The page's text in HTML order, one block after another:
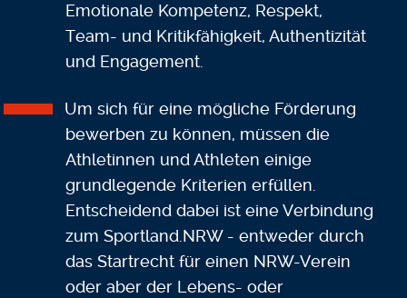
Emotionale Kompetenz, Respekt,
Team- und Kritikfähigkeit, Authentizität
und Engagement.
Um sich für eine mögliche Förderung
bewerben zu können, müssen die
Athletinnen und Athleten einige
grundlegende Kriterien erfüllen.
Entscheidend dabei ist eine Verbindung
zum Sportland.NRW - entweder durch
das Startrecht für einen NRW-Verein
oder aber der Lebens- oder